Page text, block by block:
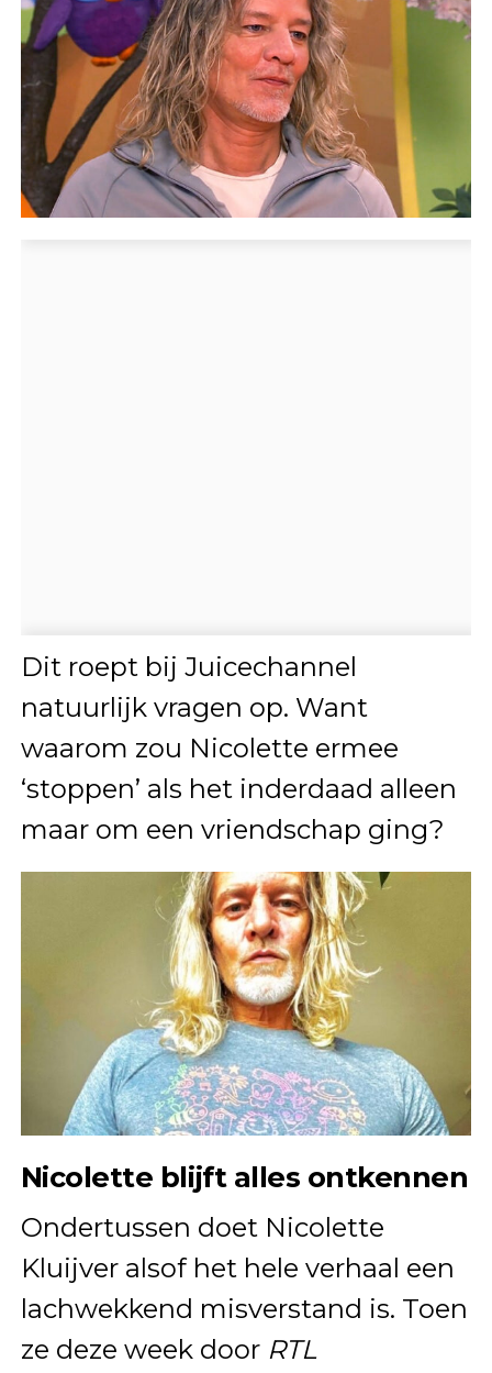
Dit roept bij Juicechannel
natuurlijk vragen op. Want
waarom zou Nicolette ermee
‘stoppen’ als het inderdaad alleen
maar om een vriendschap ging?
Nicolette blijft alles ontkennen
Ondertussen doet Nicolette
Kluijver alsof het hele verhaal een
lachwekkend misverstand is. Toen
ze deze week door RTL